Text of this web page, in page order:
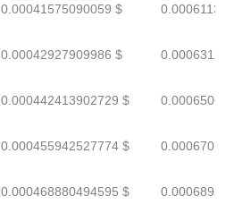
0.00041575090059 $
0.00042927909986 $
0.000442413902729 $
0.000455942527774 $
0.000468880494595 $